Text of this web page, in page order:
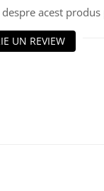
acest
UN REVIEW